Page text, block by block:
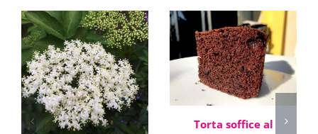
Torta soffice al